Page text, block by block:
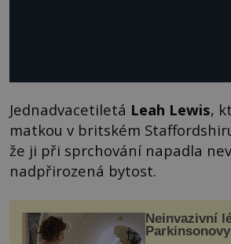
Jednadvacetiletá Leah Lewis,
matkou v britském
že ji při sprchování napadla
nadpřirozená bytost.
Neinvazivní